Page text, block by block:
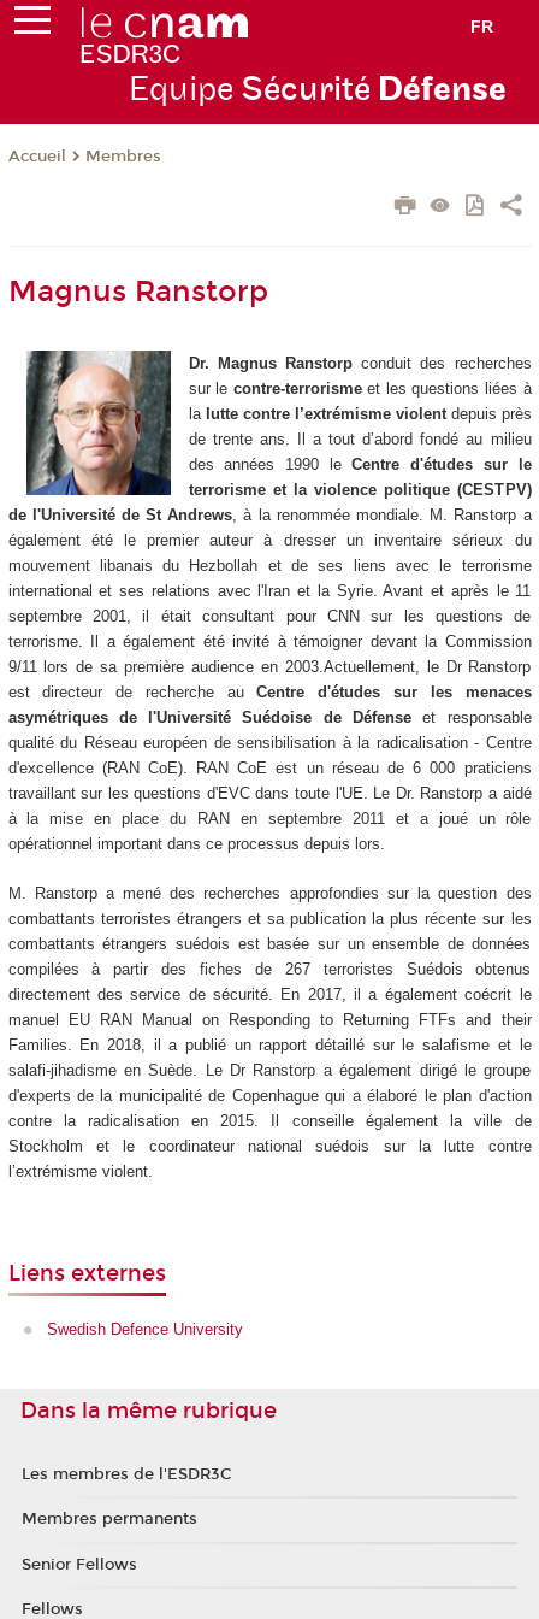
FR
Equipe Sécurité Défense
Accueil Membres
Magnus Ranstorp
Dr. Magnus Ranstorpconduit des recherches
sur le contre-terrorismeet les questions liées à
la lutte contre l’extrémisme violentdepuis près
de trente ans. Il a tout d’abord fondé au milieu
des années 1990 leCentre d'études sur le
terrorisme et la violence politique (CESTPV)
de l'Université de St Andrews, à la renommée mondiale. M. Ranstorp a
également été le premier auteur à dresser un inventaire sérieux du
mouvement libanais du Hezbollah et de ses liens avec le terrorisme
international et ses relations avec l'Iran et la Syrie. Avant et après le 11
septembre 2001, il était consultant pour CNN sur les questions de
terrorisme. Il a également été invité à témoigner devant la Commission
9/11 lors de sa première audience en 2003.Actuellement, le Dr Ranstorp
est directeur de recherche auCentre d'études sur les menaces
asymétriques de l'Université Suédoise de Défenseet responsable
qualité du Réseau européen de sensibilisation à la radicalisation - Centre
d'excellence (RAN CoE). RAN CoE est un réseau de 6 000 praticiens
travaillant sur les questions d'EVC dans toute l'UE. Le Dr. Ranstorp a aidé
à la mise en place du RAN en septembre 2011 et a joué un rôle
opérationnel important dans ce processus depuis lors.
M. Ranstorp a mené des recherches approfondies sur la question des
combattants terroristes étrangers et sa publication la plus récente sur les
combattants étrangers suédois est basée sur un ensemble de données
compilées à partir des fiches de 267 terroristes Suédois obtenus
directement des service de sécurité. En 2017, il a également coécrit le
manuel EU RAN Manual on Responding to Returning FTFs and their
Families. En 2018, il a publié un rapport détaillé sur le salafisme et le
salafi-jihadisme en Suède. Le Dr Ranstorp a également dirigé le groupe
d'experts de la municipalité de Copenhague qui a élaboré le plan d'action
contre la radicalisation en 2015. Il conseille également la ville de
Stockholm et le coordinateur national suédois sur la lutte contre
l’extrémisme violent.
Liens externes
Swedish Defence University
Dans la même rubrique
Les membres de l'ESDR3C
Membres permanents
Senior Fellows
Fellows